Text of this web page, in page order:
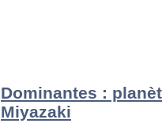
Dominantes :
Miyazaki